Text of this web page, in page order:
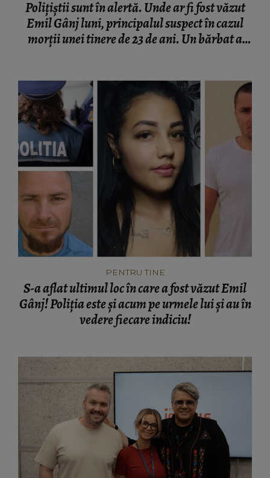
Polițiștii sunt în alertă. Unde ar fi fost văzut
Emil Gânj luni, principalul suspect în cazul
morții unei tinere de 23 de ani. Un bărbat a
PENTRU TINE
S-a aflat ultimul loc în care a fost văzut Emil
Gânj! Poliția este și acum pe urmele lui și au în
vedere fiecare indiciu!